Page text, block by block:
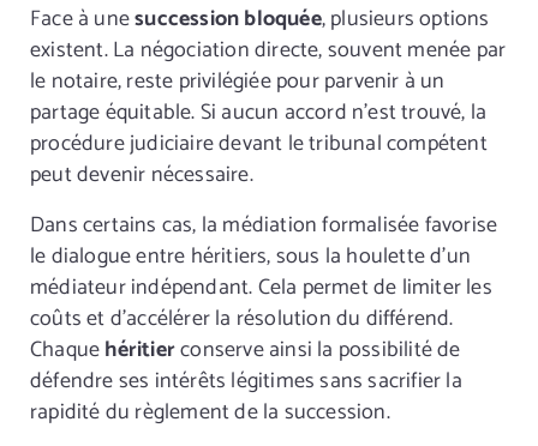
Face à unesuccession bloquée, plusieurs options
existent. La négociation directe, souvent menée par
le notaire, reste privilégiée pour parvenir à un
partage équitable. Si aucun accord n’est trouvé, la
procédure judiciaire devant le tribunal compétent
peut devenir nécessaire.
Dans certains cas, la médiation formalisée favorise
le dialogue entre héritiers, sous la houlette d’un
médiateur indépendant. Cela permet de limiter les
coûts et d’accélérer la résolution du différend.
Chaquehéritierconserve ainsi la possibilité de
défendre ses intérêts légitimes sans sacrifier la
rapidité du règlement de la succession.